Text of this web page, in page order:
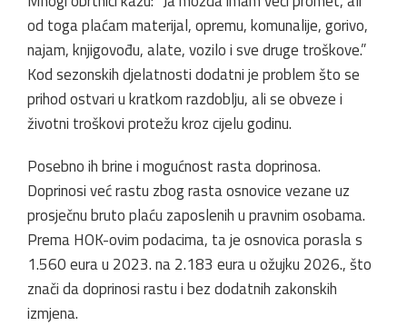
od toga plaćam materijal, opremu, komunalije, gorivo,
najam, knjigovođu, alate, vozilo i sve druge troškove.”
Kod sezonskih djelatnosti dodatni je problem što se
prihod ostvari u kratkom razdoblju, ali se obveze i
životni troškovi protežu kroz cijelu godinu.
Posebno ih brine i mogućnost rasta doprinosa.
Doprinosi već rastu zbog rasta osnovice vezane uz
prosječnu bruto plaću zaposlenih u pravnim osobama.
Prema HOK-ovim podacima, ta je osnovica porasla s
1.560 eura u 2023. na 2.183 eura u ožujku 2026., što
znači da doprinosi rastu i bez dodatnih zakonskih
izmjena.